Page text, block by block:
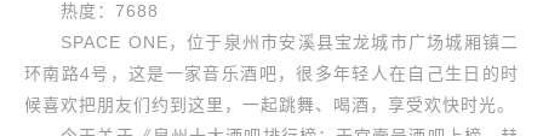
热度：7688
SPACE ONE，位于泉州市安溪县宝龙城市广场城厢镇二
环南路4号，这是一家音乐酒吧，很多年轻人在自己生日的时
候喜欢把朋友们约到这里，一起跳舞、喝酒，享受欢快时光。